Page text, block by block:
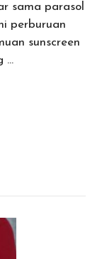
sama parasol
perburuan
sunscreen
…